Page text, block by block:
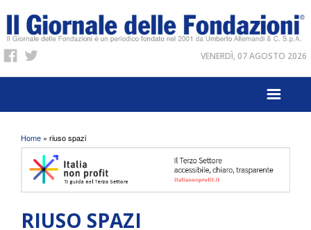
VENERDÌ, 07 AGOSTO 2026
Tu sei qui
Home » riuso spazi
RIUSO SPAZI